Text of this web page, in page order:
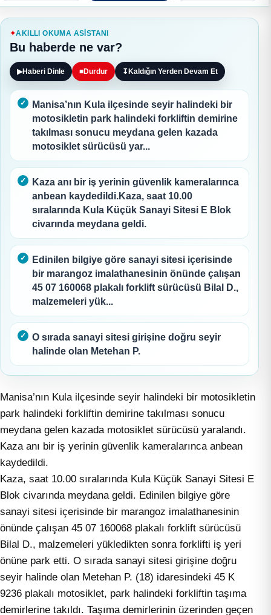
AKILLI OKUMA ASISTANI
Bu haberde ne var?
▶Haberi Dinle ■Durdur ↧ Kaldığın Yerden Devam Et
Manisa’nın Kula ilçesinde seyir halindeki bir
motosikletin park halindeki forkliftin demirine
takılması sonucu meydana gelen kazada
motosiklet sürücüsü yar...
Kaza anı bir iş yerinin güvenlik kameralarınca
anbean kaydedildi.Kaza, saat 10.00
sıralarında Kula Küçük Sanayi Sitesi E Blok
civarında meydana geldi.
Edinilen bilgiye göre sanayi sitesi içerisinde
bir marangoz imalathanesinin önünde çalışan
45 07 160068 plakalı forklift sürücüsü Bilal D.,
malzemeleri yük...
O sırada sanayi sitesi girişine doğru seyir
halinde olan Metehan P.
Manisa’nın Kula ilçesinde seyir halindeki bir motosikletin
park halindeki forkliftin demirine takılması sonucu
meydana gelen kazada motosiklet sürücüsü yaralandı.
Kaza anı bir iş yerinin güvenlik kameralarınca anbean
kaydedildi.
Kaza, saat 10.00 sıralarında Kula Küçük Sanayi Sitesi E
Blok civarında meydana geldi. Edinilen bilgiye göre
sanayi sitesi içerisinde bir marangoz imalathanesinin
önünde çalışan 45 07 160068 plakalı forklift sürücüsü
Bilal D., malzemeleri yükledikten sonra forklifti iş yeri
önüne park etti. O sırada sanayi sitesi girişine doğru
seyir halinde olan Metehan P. (18) idaresindeki 45 K
9236 plakalı motosiklet, park halindeki forkliftin taşıma
demirlerine takıldı. Taşıma demirlerinin üzerinden geçen